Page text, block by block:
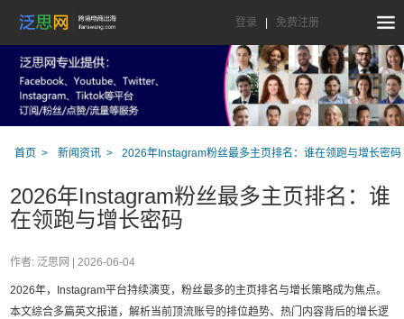
登录 免费注册
首页 新闻资讯 2026年Instagram粉丝最多主页排名：谁在领跑与增长密码
2026年Instagram粉丝最多主页排名：谁
在领跑与增长密码
作者: 泛思网 | 2026-06-04
2026年，Instagram平台持续演变，粉丝最多的主页排名与增长策略成为焦点。
本文综合多篇英文报道，解析当前顶流账号的排位趋势、热门内容背后的增长逻